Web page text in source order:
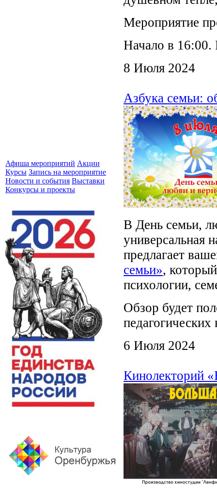
Афиша мероприятий Акции
Курсы Запись на мероприятие
Новости и события Выставки
Конкурсы и проекты
Мероприятие
Начало в 16:00.
8 Июля 2024
Азбука семьи:
В День семьи,
универсальная
предлагает
семьи»,
психологии,
Обзор будет
6 Июля 2024
Кинолекторий